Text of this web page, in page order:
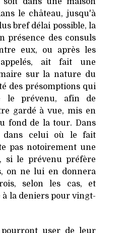
le château, jusqu'à
bref délai possible, la
présence des consuls
eux, ou après les
ait fait une
sur la nature du
des présomptions qui
le prévenu, afin de
gardé à vue, mis en
fond de la tour. Dans
dans celui où le fait
pas notoirement une
si le prévenu préfère
on ne lui en donnera
selon les cas, et
à la deniers pour vingt-
user de leur